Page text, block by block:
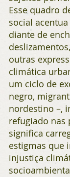
Esse quadro
social
diante de
outras
climática
um ciclo de
negro,
nordestino –,
refugiado nas
significa
estigmas que
injustiça